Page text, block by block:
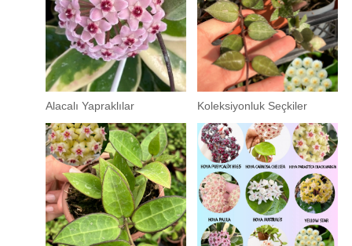
Alacalı Yapraklılar Koleksiyonluk Seçkiler